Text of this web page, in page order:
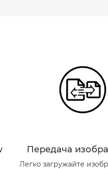
Передача
Легко загружайте